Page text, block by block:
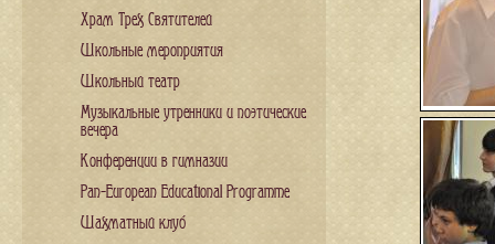
Храм Трех Святителей
Школьные мероприятия
Школьный театр
Музыкальные утренники и поэтические
вечера
Конференции в гимназии
Pan-European Educational Programme
Шахматный клуб